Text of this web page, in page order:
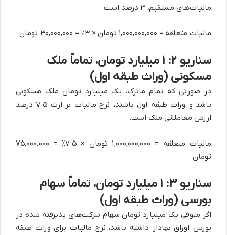
مالیات‌های مستقیم، ۳ درصد است.
مالیات متعلقه = ۱,۰۰۰,۰۰۰,۰۰۰ تومان × ۳٪ = ۳۰,۰۰۰,۰۰۰ تومان
سناریو ۲: ۱ میلیارد تومان، تماماً ملک
مسکونی (وراث طبقه اول)
در صورتی که تمام ماترک، یک میلیارد تومان ملک مسکونی
باشد و وراث طبقه اول باشند، نرخ مالیات بر ارث ۷.۵ درصد
ارزش معاملاتی ملک است.
مالیات متعلقه = ۱,۰۰۰,۰۰۰,۰۰۰ تومان × ۷.۵٪ = ۷۵,۰۰۰,۰۰۰
تومان
سناریو ۳: ۱ میلیارد تومان، تماماً سهام
بورسی (وراث طبقه اول)
اگر متوفی یک میلیارد تومان سهام شرکت‌های پذیرفته شده در
بورس اوراق بهادار داشته باشد، نرخ مالیات برای وراث طبقه